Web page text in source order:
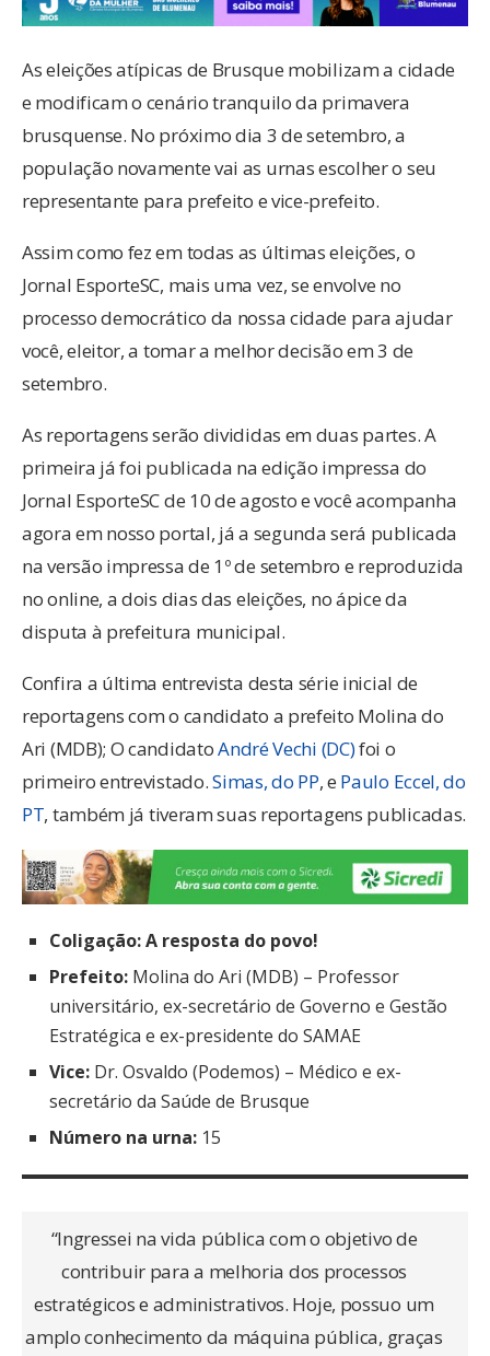
As eleições atípicas de Brusque mobilizam a cidade
e modificam o cenário tranquilo da primavera
brusquense. No próximo dia 3 de setembro, a
população novamente vai as urnas escolher o seu
representante para prefeito e vice-prefeito.
Assim como fez em todas as últimas eleições, o
Jornal EsporteSC, mais uma vez, se envolve no
processo democrático da nossa cidade para ajudar
você, eleitor, a tomar a melhor decisão em 3 de
setembro.
As reportagens serão divididas em duas partes. A
primeira já foi publicada na edição impressa do
Jornal EsporteSC de 10 de agosto e você acompanha
agora em nosso portal, já a segunda será publicada
na versão impressa de 1º de setembro e reproduzida
no online, a dois dias das eleições, no ápice da
disputa à prefeitura municipal.
Confira a última entrevista desta série inicial de
reportagens com o candidato a prefeito Molina do
Ari (MDB); O candidatoAndré Vechi (DC)foi o
primeiro entrevistado.Simas, do PP, e Paulo Eccel, do
PT, também já tiveram suas reportagens publicadas.
Coligação: A resposta do povo!
Prefeito: Molina do Ari (MDB) – Professor
universitário, ex-secretário de Governo e Gestão
Estratégica e ex-presidente do SAMAE
Vice: Dr. Osvaldo (Podemos) – Médico e ex-
secretário da Saúde de Brusque
Número na urna: 15
“Ingressei na vida pública com o objetivo de
contribuir para a melhoria dos processos
estratégicos e administrativos. Hoje, possuo um
amplo conhecimento da máquina pública, graças